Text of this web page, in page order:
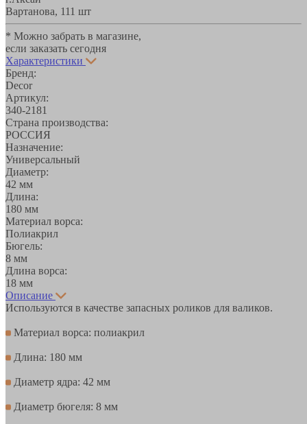
Вартанова, 111 шт
* Можно забрать в магазине,
если заказать сегодня
Характеристики
Бренд:
Decor
Артикул:
340-2181
Страна производства:
РОССИЯ
Назначение:
Универсальный
Диаметр:
42 мм
Длина:
180 мм
Материал ворса:
Полиакрил
Бюгель:
8 мм
Длина ворса:
18 мм
Описание
Используются в качестве запасных роликов для валиков.
Материал ворса: полиакрил
Длина: 180 мм
Диаметр ядра: 42 мм
Диаметр бюгеля: 8 мм